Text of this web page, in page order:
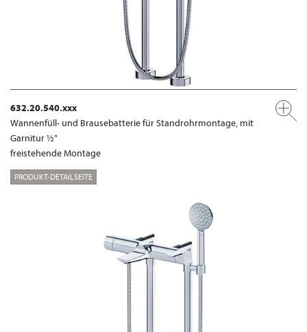
632.20.540.xxx
Wannenfüll- und Brausebatterie für Standrohrmontage, mit
Garnitur ½"
freistehende Montage
PRODUKT-DETAILSEITE